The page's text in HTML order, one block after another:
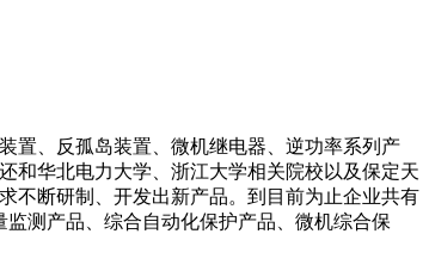
置、反孤岛装置、微机继电器、逆功率系列产
和华北电力大学、浙江大学相关院校以及保定天
不断研制、开发出新产品。到目前为止企业共有
测产品、综合自动化保护产品、微机综合保